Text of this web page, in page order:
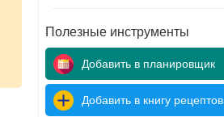
Полезные инструменты
Добавить в планировщик
Добавить в книгу рецептов